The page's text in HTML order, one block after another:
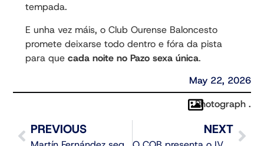
tempada.
E unha vez máis, o Club Ourense Baloncesto
promete deixarse todo dentro e fóra da pista
para que cada noite no Pazo sexa única.
May 22, 2026
Photograph .
PREVIOUS NEXT